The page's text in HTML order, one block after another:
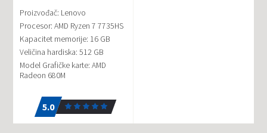
Proizvođač: Lenovo
Procesor: AMD Ryzen 7 7735HS
Kapacitet memorije: 16 GB
Veličina hardiska: 512 GB
Model Grafičke karte: AMD
Radeon 680M
5.0